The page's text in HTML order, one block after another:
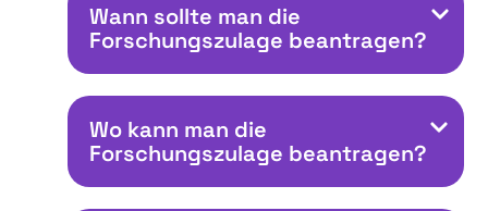
Wann sollte man die
Forschungszulage beantragen?
Wo kann man die
Forschungszulage beantragen?